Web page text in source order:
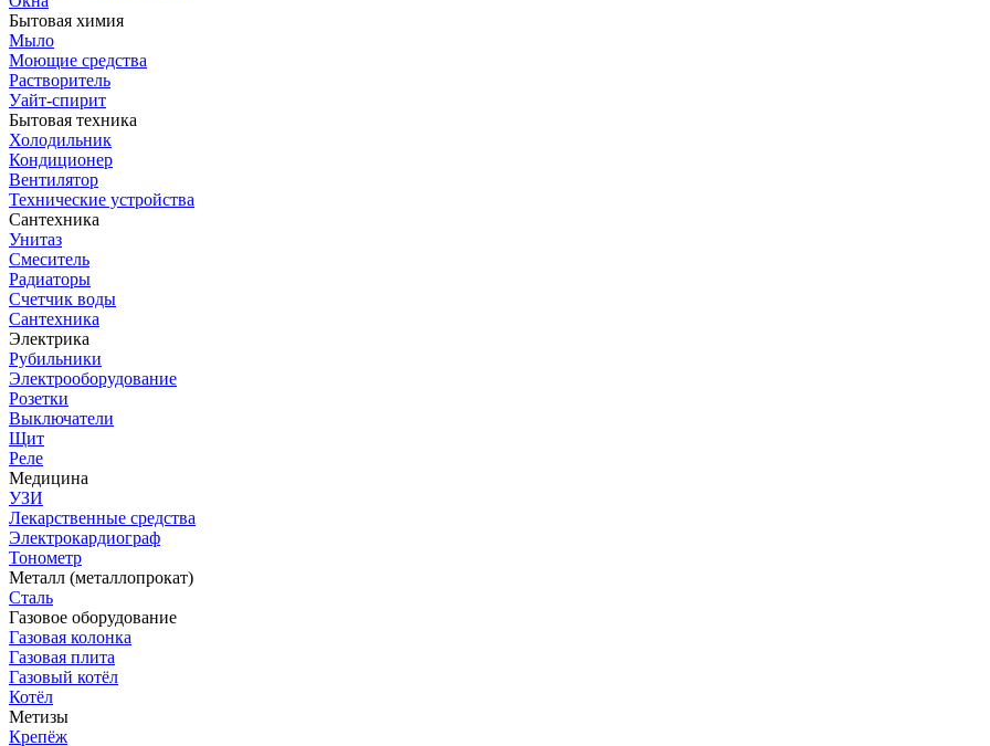
Бытовая химия
Мыло
Моющие средства
Растворитель
Уайт-спирит
Бытовая техника
Холодильник
Кондиционер
Вентилятор
Технические устройства
Сантехника
Унитаз
Смеситель
Радиаторы
Счетчик воды
Сантехника
Электрика
Рубильники
Электрооборудование
Розетки
Выключатели
Щит
Реле
Медицина
УЗИ
Лекарственные средства
Электрокардиограф
Тонометр
Металл (металлопрокат)
Сталь
Газовое оборудование
Газовая колонка
Газовая плита
Газовый котёл
Котёл
Метизы
Крепёж